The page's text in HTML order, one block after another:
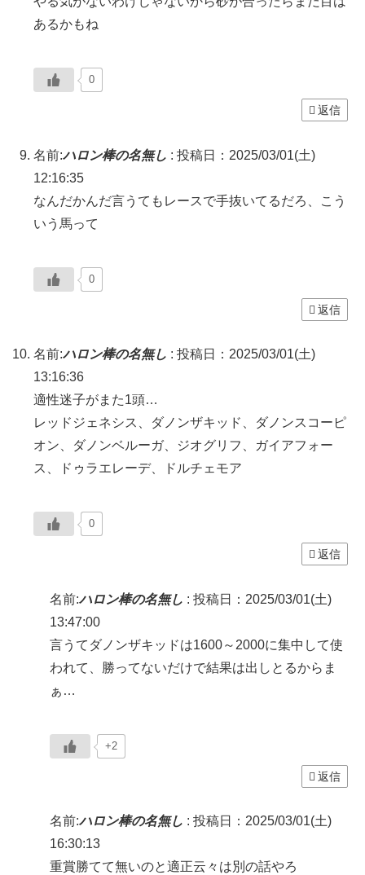
あるかもね
0
返信
名前:ハロン棒の名無し : 投稿日：2025/03/01(土)
12:16:35
なんだかんだ言うてもレースで手抜いてるだろ、こう
いう馬って
0
返信
名前:ハロン棒の名無し : 投稿日：2025/03/01(土)
13:16:36
適性迷子がまた1頭…
レッドジェネシス、ダノンザキッド、ダノンスコーピ
オン、ダノンベルーガ、ジオグリフ、ガイアフォー
ス、ドゥラエレーデ、ドルチェモア
0
返信
名前:ハロン棒の名無し : 投稿日：2025/03/01(土)
13:47:00
言うてダノンザキッドは1600～2000に集中して使
われて、勝ってないだけで結果は出しとるからま
ぁ…
+2
返信
名前:ハロン棒の名無し : 投稿日：2025/03/01(土)
16:30:13
重賞勝てて無いのと適正云々は別の話やろ